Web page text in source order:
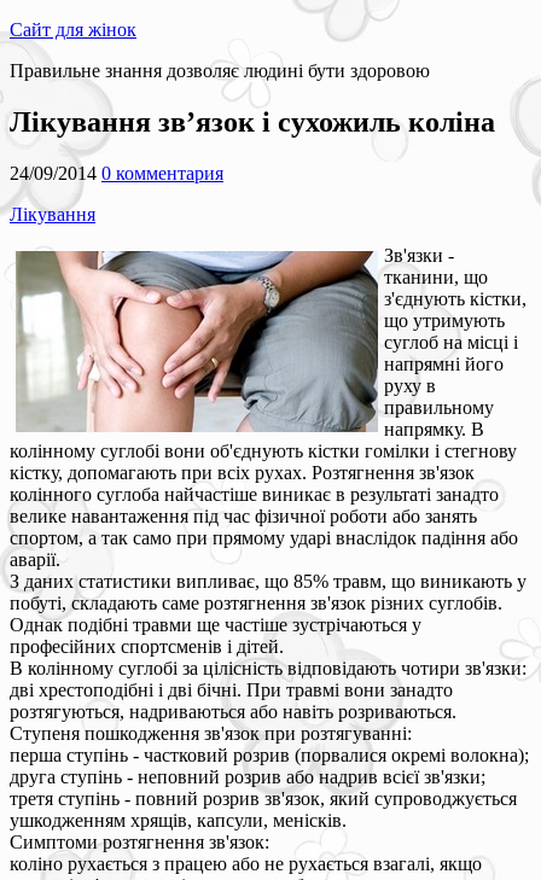
Сайт для жінок
Правильне знання дозволяє людині бути здоровою
Лікування зв’язок і сухожиль коліна
24/09/2014 0 комментария
Лікування
Зв'язки -
тканини, що
з'єднують кістки,
що утримують
суглоб на місці і
напрямні його
руху в
правильному
напрямку. В
колінному суглобі вони об'єднують кістки гомілки і стегнову
кістку, допомагають при всіх рухах. Розтягнення зв'язок
колінного суглоба найчастіше виникає в результаті занадто
велике навантаження під час фізичної роботи або занять
спортом, а так само при прямому ударі внаслідок падіння або
аварії.
З даних статистики випливає, що 85% травм, що виникають у
побуті, складають саме розтягнення зв'язок різних суглобів.
Однак подібні травми ще частіше зустрічаються у
професійних спортсменів і дітей.
В колінному суглобі за цілісність відповідають чотири зв'язки:
дві хрестоподібні і дві бічні. При травмі вони занадто
розтягуються, надриваються або навіть розриваються.
Ступеня пошкодження зв'язок при розтягуванні:
перша ступінь - частковий розрив (порвалися окремі волокна);
друга ступінь - неповний розрив або надрив всієї зв'язки;
третя ступінь - повний розрив зв'язок, який супроводжується
ушкодженням хрящів, капсули, менісків.
Симптоми розтягнення зв'язок:
коліно рухається з працею або не рухається взагалі, якщо